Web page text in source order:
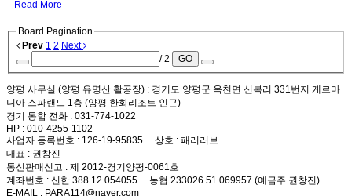
Read More
Board Pagination
Prev 1 2 Next
/ 2
GO
양평 사무실 (양평 유명산 활공장) : 경기도 양평군 옥천면 신복리 331번지 게르마
니아 스파랜드 1층 (양평 한화리조트 인근)
경기 통합 전화 : 031-774-1022
HP : 010-4255-1102
사업자 등록번호 : 126-19-95835 상호 : 패러러브
대표 : 권창진
통신판매신고 : 제 2012-경기양평-0061호
계좌번호 : 신한 388 12 054055 농협 233026 51 069957 (예금주 권창진)
E-MAIL : PARA114@naver.com